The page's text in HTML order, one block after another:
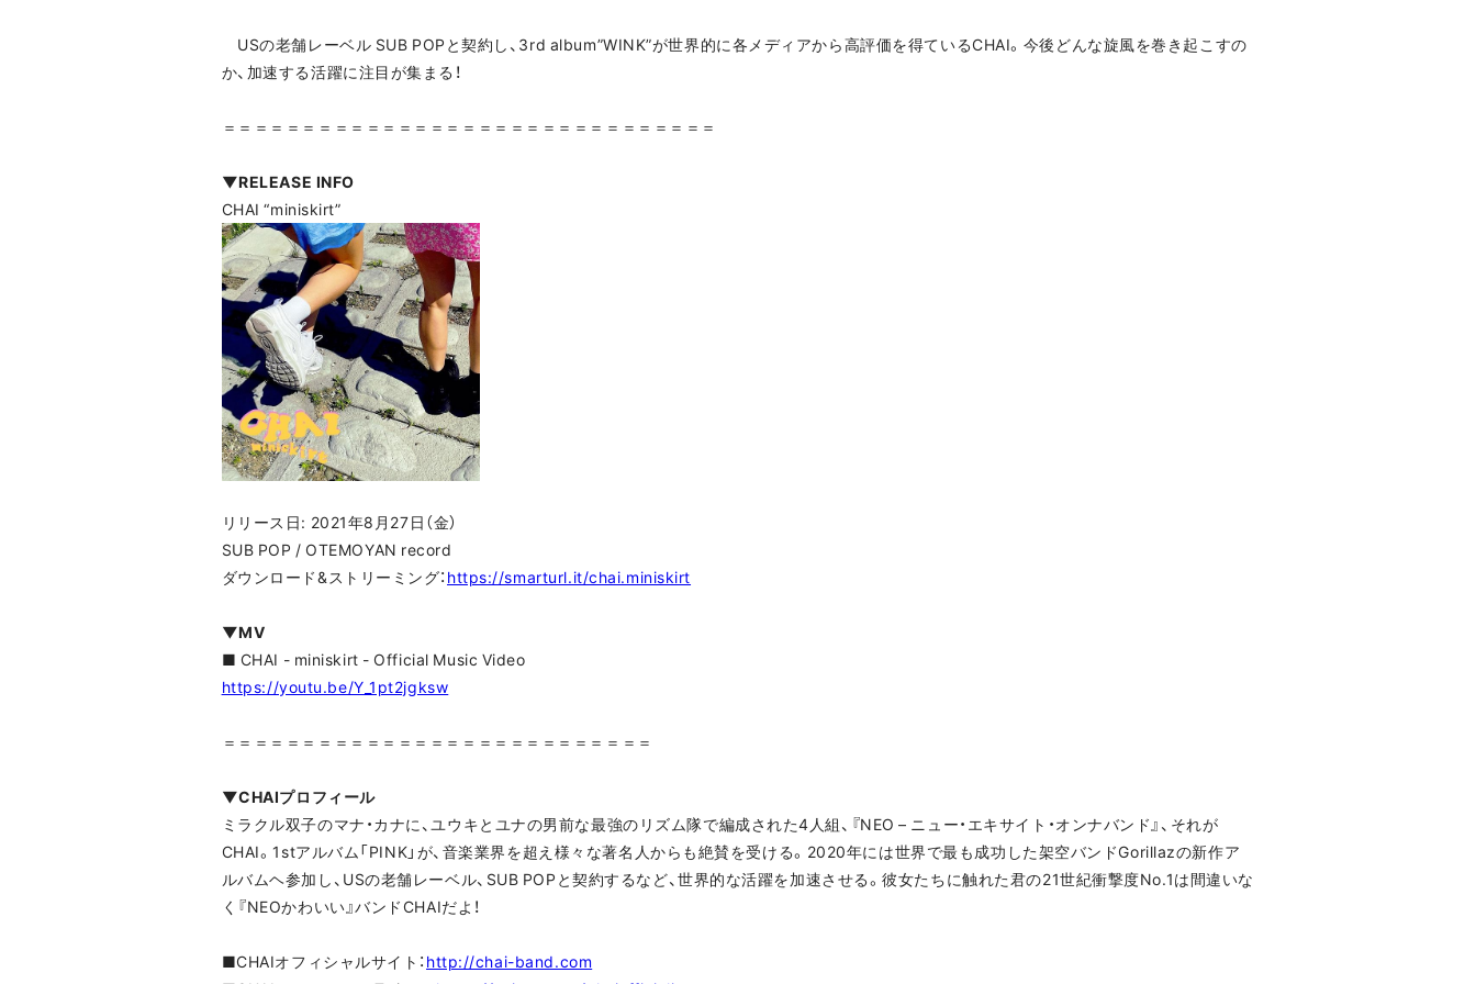
USの老舗レーベル SUB POPと契約し、3rd album”WINK”が世界的に各メディアから高評価を得ているCHAI。今後どんな旋風を巻き起こすの
か、加速する活躍に注目が集まる！
＝＝＝＝＝＝＝＝＝＝＝＝＝＝＝＝＝＝＝＝＝＝＝＝＝＝＝＝＝＝＝
▼RELEASE INFO
CHAI “miniskirt”
リリース日: 2021年8月27日（金）
SUB POP / OTEMOYAN record
ダウンロード&ストリーミング： https://smarturl.it/chai.miniskirt
▼MV
■ CHAI - miniskirt - Official Music Video
https://youtu.be/Y_1pt2jgksw
＝＝＝＝＝＝＝＝＝＝＝＝＝＝＝＝＝＝＝＝＝＝＝＝＝＝＝
▼CHAIプロフィール
ミラクル双子のマナ・カナに、ユウキとユナの男前な最強のリズム隊で編成された4人組、『NEO – ニュー・エキサイト・オンナバンド』、それが
CHAI。1stアルバム「PINK」が、音楽業界を超え様々な著名人からも絶賛を受ける。2020年には世界で最も成功した架空バンドGorillazの新作ア
ルバムヘ参加し、USの老舗レーベル、SUB POPと契約するなど、世界的な活躍を加速させる。彼女たちに触れた君の21世紀衝撃度No.1は間違いな
く『NEOかわいい』バンドCHAIだよ！
■CHAIオフィシャルサイト： http://chai-band.com